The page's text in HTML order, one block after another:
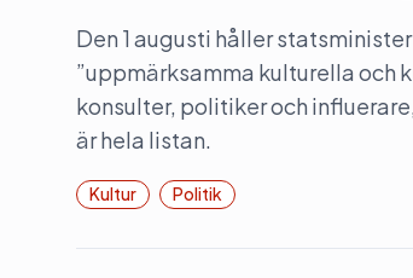
Den 1 augusti håller
”uppmärksamma kulturella och
konsulter, politiker och
är hela listan.
Kultur Politik